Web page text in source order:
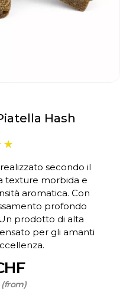
Hash
realizzato secondo il
texture morbida e
aromatica. Con
profondo
prodotto di alta
per gli amanti
(from)